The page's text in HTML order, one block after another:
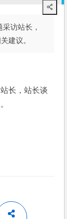
访站长，
建议。
长，站长谈